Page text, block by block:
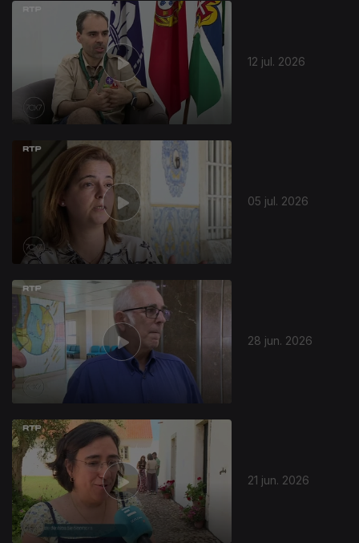
12 jul. 2026
05 jul. 2026
28 jun. 2026
21 jun. 2026